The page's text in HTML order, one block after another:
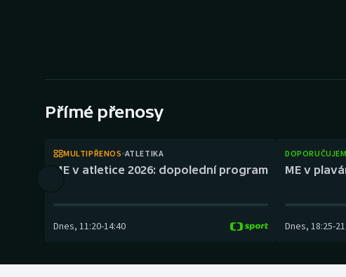
Gymnastika
Přímé přenosy
MULTIPŘENOS ATLETIKA
ME v atletice 2026: dopolední program
Dnes, 11:20-14:40
ME v
Dnes, 18:25-